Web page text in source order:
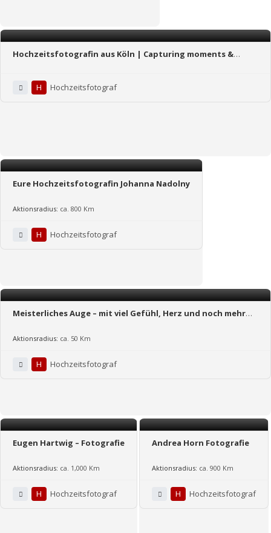
Hochzeitsfotografin aus Köln | Capturing moments &
H
Hochzeitsfotograf
Eure Hochzeitsfotografin Johanna Nadolny
Aktionsradius: ca. 800 Km
H Hochzeitsfotograf
Meisterliches Auge – mit viel Gefühl, Herz und noch mehr
Aktionsradius: ca. 50 Km
H Hochzeitsfotograf
Eugen Hartwig – Fotografie
Aktionsradius: ca. 1,000 Km
H Hochzeitsfotograf
Andrea Horn Fotografie
Aktionsradius: ca. 900 Km
H Hochzeitsfotograf